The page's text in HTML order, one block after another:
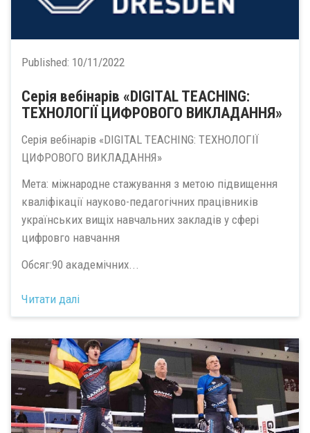
Published: 10/11/2022
Серія вебінарів «DIGITAL TEACHING:
ТЕХНОЛОГІЇ ЦИФРОВОГО ВИКЛАДАННЯ»
Серія вебінарів «DIGITAL TEACHING: ТЕХНОЛОГІЇ
ЦИФРОВОГО ВИКЛАДАННЯ»
Мета: міжнародне стажування з метою підвищення
кваліфікації науково-педагогічних працівників
українських вищіх навчальних закладів у сфері
цифровго навчання
Обсяг:90 академічних...
Читати далі